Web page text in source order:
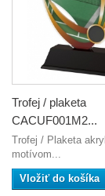
Trofej / plaketa
CACUF001M2...
Trofej / Plaketa
motívom...
Vložiť do košíka